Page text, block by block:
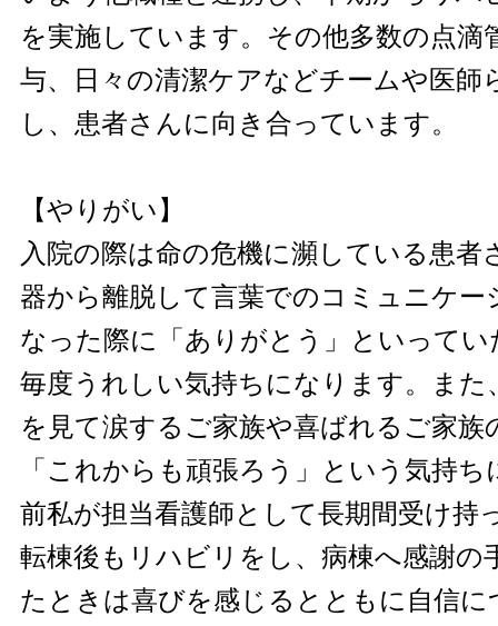
を実施しています。その他多数の点滴
与、日々の清潔ケアなどチームや医師
し、患者さんに向き合っています。
【やりがい】
入院の際は命の危機に瀕している患者
器から離脱して言葉でのコミュニケー
なった際に「ありがとう」といって
毎度うれしい気持ちになります。また
を見て涙するご家族や喜ばれるご家族
「これからも頑張ろう」という気持
前私が担当看護師として長期間受け持
転棟後もリハビリをし、病棟へ感謝の
たときは喜びを感じるとともに自信